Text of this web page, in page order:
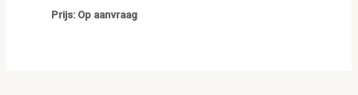
Prijs: Op aanvraag